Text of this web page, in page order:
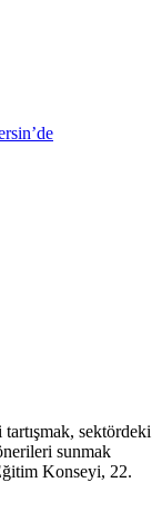
sektördeki
sunmak
Konseyi, 22.